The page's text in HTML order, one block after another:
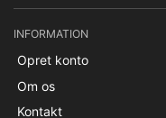
INFORMATION
Opret konto
Om os
Kontakt